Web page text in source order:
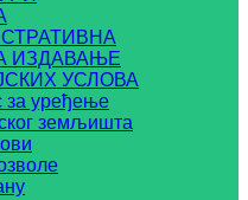
ИЗДАВАЊЕ
УСЛОВА
за уређење
земљишта